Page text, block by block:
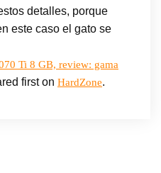
detalles, porque
este caso el gato se
Ti 8 GB, review: gama
first on HardZone.